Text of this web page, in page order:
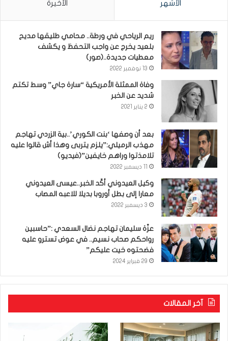
الأشهر الأخيرة
ريم الرياحي في ورطة.. محامي طليقها مديح
بلعيد يخرج عن واجب التحفظ و يكشف
معطيات جديدة..(صور)
13 نوفمبر 2022
وفاة الممثلة الأمريكية “سارة جاي” وسط تكتم
شديد عن الخبر
2 يناير 2021
بعد أن وصفها ‘بنت الكوري’..بية الزردي تهاجم
مهذب الرميلي:”يلزم يتربى وهذا أش قالوا عليه
تلامذتوا وراهم خايفين”(فيديو)
وكيل العيدوني أكّد الخبر..عيسى العيدوني
معارا إلى بطل أوروبا بديلا للاعبه المصاب
3 ديسمبر 2022
عزّة سليمان تهاجم نضال السعدي :”حاسبين
رواحكم صحاب نسيم.. في عوض تسترو عليه
فضحتوه خيت عليكم”
29 فبراير 2024
آخر المقالات